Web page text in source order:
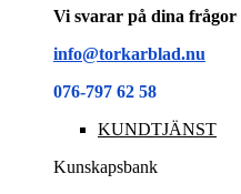
Vi svarar på dina frågor
info@torkarblad.nu
076-797 62 58
KUNDTJÄNST
Kunskapsbank